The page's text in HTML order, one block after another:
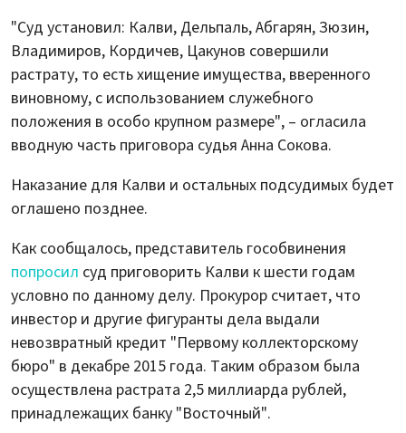
"Суд установил: Калви, Дельпаль, Абгарян, Зюзин,
Владимиров, Кордичев, Цакунов совершили
растрату, то есть хищение имущества, вверенного
виновному, с использованием служебного
положения в особо крупном размере", – огласила
вводную часть приговора судья Анна Сокова.
Наказание для Калви и остальных подсудимых будет
оглашено позднее.
Как сообщалось, представитель гособвинения
попросил суд приговорить Калви к шести годам
условно по данному делу. Прокурор считает, что
инвестор и другие фигуранты дела выдали
невозвратный кредит "Первому коллекторскому
бюро" в декабре 2015 года. Таким образом была
осуществлена растрата 2,5 миллиарда рублей,
принадлежащих банку "Восточный".